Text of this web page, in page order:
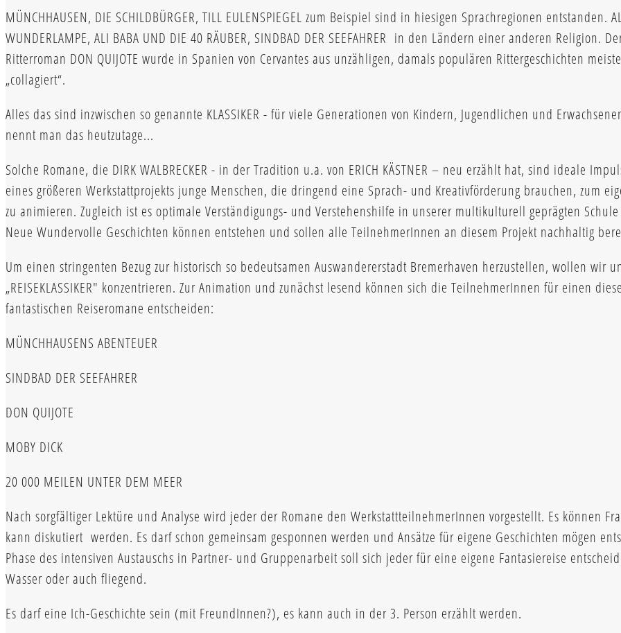
MÜNCHHAUSEN, DIE SCHILDBÜRGER, TILL EULENSPIEGEL zum Beispiel sind in hiesigen Sprachregionen entstanden.
WUNDERLAMPE, ALI BABA UND DIE 40 RÄUBER, SINDBAD DER SEEFAHRER in den Ländern einer anderen Religion.
Ritterroman DON QUIJOTE wurde in Spanien von Cervantes aus unzähligen, damals populären Rittergeschichten
„collagiert“.
Alles das sind inzwischen so genannte KLASSIKER - für viele Generationen von Kindern, Jugendlichen und
nennt man das heutzutage...
Solche Romane, die DIRK WALBRECKER - in der Tradition u.a. von ERICH KÄSTNER – neu erzählt hat, sind ideale
eines größeren Werkstattprojekts junge Menschen, die dringend eine Sprach- und Kreativförderung brauchen, zum
zu animieren. Zugleich ist es optimale Verständigungs- und Verstehenshilfe in unserer multikulturell geprägten
Neue Wundervolle Geschichten können entstehen und sollen alle TeilnehmerInnen an diesem Projekt nachhaltig
Um einen stringenten Bezug zur historisch so bedeutsamen Auswandererstadt Bremerhaven herzustellen, wollen wir
„REISEKLASSIKER" konzentrieren. Zur Animation und zunächst lesend können sich die TeilnehmerInnen für einen
fantastischen Reiseromane entscheiden:
MÜNCHHAUSENS ABENTEUER
SINDBAD DER SEEFAHRER
DON QUIJOTE
MOBY DICK
20 000 MEILEN UNTER DEM MEER
Nach sorgfältiger Lektüre und Analyse wird jeder der Romane den WerkstattteilnehmerInnen vorgestellt. Es können
kann diskutiert werden. Es darf schon gemeinsam gesponnen werden und Ansätze für eigene Geschichten mögen
Phase des intensiven Austauschs in Partner- und Gruppenarbeit soll sich jeder für eine eigene Fantasiereise
Wasser oder auch fliegend.
Es darf eine Ich-Geschichte sein (mit FreundInnen?), es kann auch in der 3. Person erzählt werden.